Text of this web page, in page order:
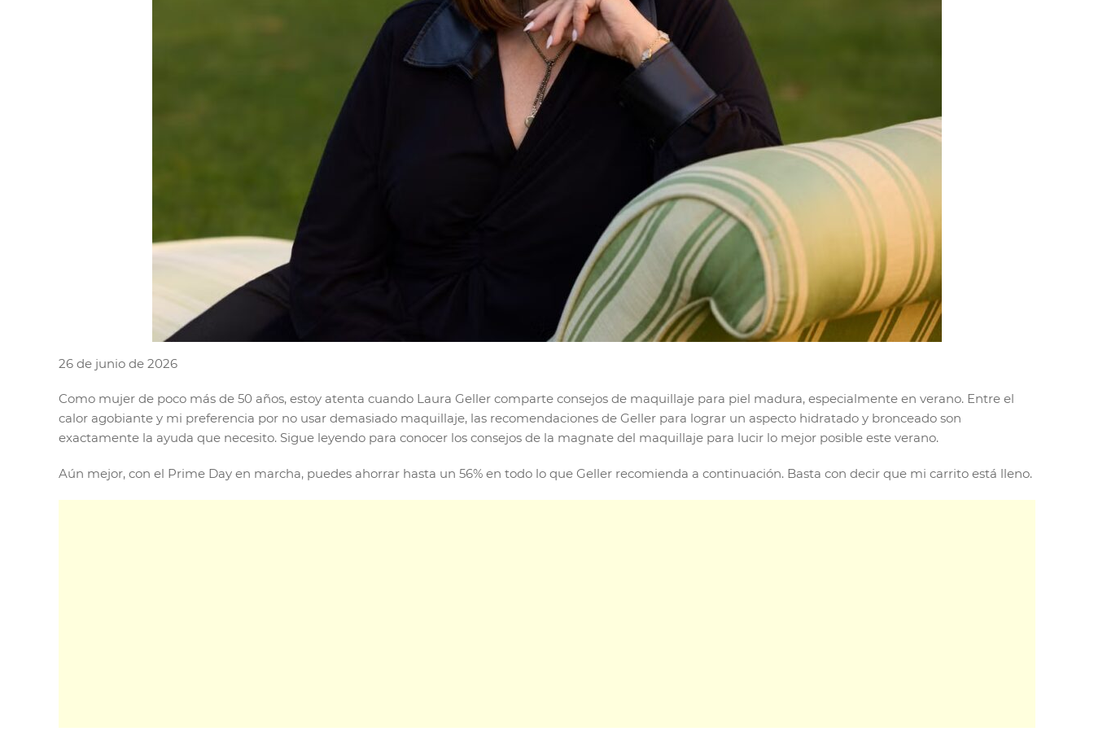
26 de junio de 2026
Como mujer de poco más de 50 años, estoy atenta cuando Laura Geller comparte consejos de maquillaje para piel madura, especialmente en verano. Entre el
calor agobiante y mi preferencia por no usar demasiado maquillaje, las recomendaciones de Geller para lograr un aspecto hidratado y bronceado son
exactamente la ayuda que necesito. Sigue leyendo para conocer los consejos de la magnate del maquillaje para lucir lo mejor posible este verano.
Aún mejor, con el Prime Day en marcha, puedes ahorrar hasta un 56% en todo lo que Geller recomienda a continuación. Basta con decir que mi carrito está lleno.